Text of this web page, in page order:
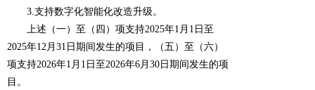
3.支持数字化智能化改造升级。
上述（一）至（四）项支持2025年1月1日至
2025年12月31日期间发生的项目，（五）至（六）
项支持2026年1月1日至2026年6月30日期间发生的项
目。